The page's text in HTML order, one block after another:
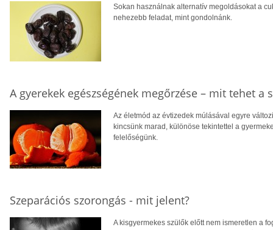
Sokan használnak alternatív megoldásokat a
nehezebb feladat, mint gondolnánk.
A gyerekek egészségének megőrzése – mit tehet a
Az életmód az évtizedek múlásával egyre
kincsünk marad, különöse tekintettel a
felelőségünk.
Szeparációs szorongás - mit jelent?
A kisgyermekes szülők előtt nem ismeretlen a